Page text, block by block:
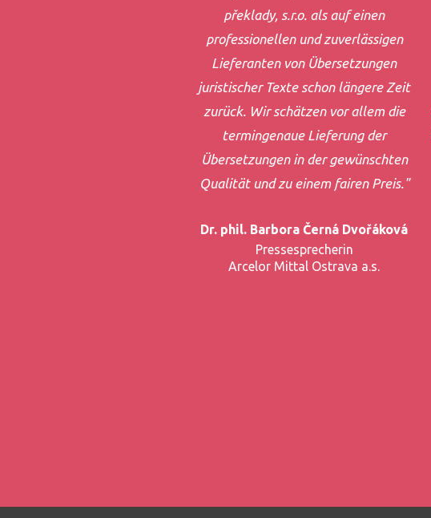
překlady, s.r.o. als auf einen
professionellen und zuverlässigen
Lieferanten von Übersetzungen
juristischer Texte schon längere Zeit
zurück. Wir schätzen vor allem die
termingenaue Lieferung der
Übersetzungen in der gewünschten
Qualität und zu einem fairen Preis."
Dr. phil. Barbora Černá Dvořáková
Pressesprecherin
Arcelor Mittal Ostrava a.s.